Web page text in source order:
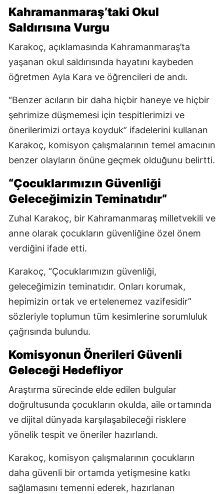
Kahramanmaraş’taki Okul
Saldırısına Vurgu
Karakoç, açıklamasında Kahramanmaraş’ta
yaşanan okul saldırısında hayatını kaybeden
öğretmen Ayla Kara ve öğrencileri de andı.
“Benzer acıların bir daha hiçbir haneye ve hiçbir
şehrimize düşmemesi için tespitlerimizi ve
önerilerimizi ortaya koyduk” ifadelerini kullanan
Karakoç, komisyon çalışmalarının temel amacının
benzer olayların önüne geçmek olduğunu belirtti.
“Çocuklarımızın Güvenliği
Geleceğimizin Teminatıdır”
Zuhal Karakoç, bir Kahramanmaraş milletvekili ve
anne olarak çocukların güvenliğine özel önem
verdiğini ifade etti.
Karakoç, “Çocuklarımızın güvenliği,
geleceğimizin teminatıdır. Onları korumak,
hepimizin ortak ve ertelenemez vazifesidir”
sözleriyle toplumun tüm kesimlerine sorumluluk
çağrısında bulundu.
Komisyonun Önerileri Güvenli
Geleceği Hedefliyor
Araştırma sürecinde elde edilen bulgular
doğrultusunda çocukların okulda, aile ortamında
ve dijital dünyada karşılaşabileceği risklere
yönelik tespit ve öneriler hazırlandı.
Karakoç, komisyon çalışmalarının çocukların
daha güvenli bir ortamda yetişmesine katkı
sağlamasını temenni ederek, hazırlanan